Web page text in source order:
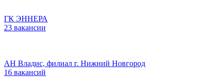
ГК ЭННЕРА
23 вакансии
АН Владис, филиал г. Нижний Новгород
16 вакансий